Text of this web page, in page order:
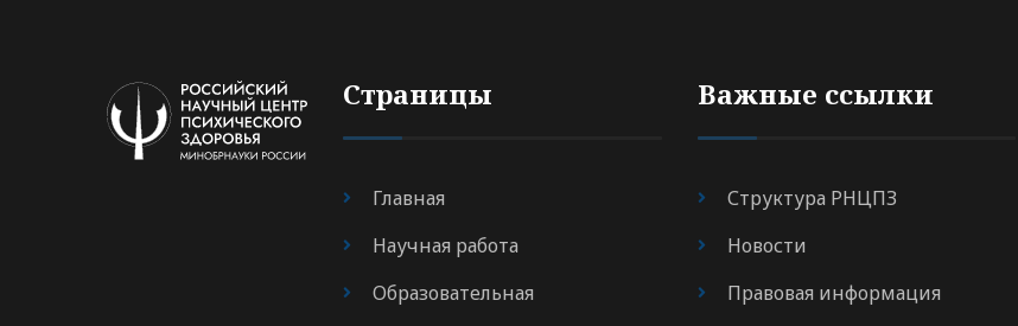
Страницы
Главная
Научная работа
Образовательная
Важные ссылки
Структура РНЦПЗ
Новости
Правовая информация